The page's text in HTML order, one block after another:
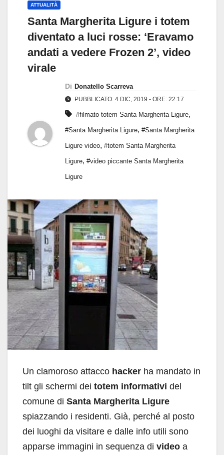
ATTUALITÀ
Santa Margherita Ligure i totem
diventato a luci rosse: ‘Eravamo
andati a vedere Frozen 2’, video
virale
Di Donatello Scarreva
PUBBLICATO: 4 DIC, 2019 - ORE: 22:17
#filmato totem Santa Margherita Ligure,
#Santa Margherita Ligure, #Santa Margherita
Ligure video, #totem Santa Margherita
Ligure, #video piccante Santa Margherita
Ligure
Un clamoroso attacco hacker ha mandato in
tilt gli schermi dei totem informativi del
comune di Santa Margherita Ligure
spiazzando i residenti. Già, perché al posto
dei luoghi da visitare e dalle info utili sono
apparse immagini in sequenza di video a